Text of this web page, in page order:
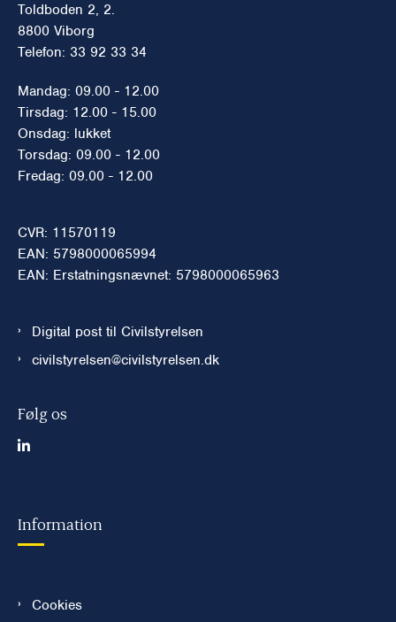
Toldboden 2, 2.
8800 Viborg
Telefon: 33 92 33 34
Mandag: 09.00 - 12.00
Tirsdag: 12.00 - 15.00
Onsdag: lukket
Torsdag: 09.00 - 12.00
Fredag: 09.00 - 12.00
CVR: 11570119
EAN: 5798000065994
EAN: Erstatningsnævnet: 5798000065963
Digital post til Civilstyrelsen
civilstyrelsen@civilstyrelsen.dk
Følg os
Information
Cookies